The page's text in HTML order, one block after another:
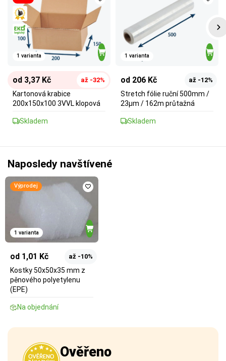
1 varianta
od 3,37 Kč až -32%
Kartonová krabice
200x150x100 3VVL klopová
Skladem
1 varianta
od 206 Kč až -12%
Stretch fólie ruční 500mm /
23µm / 162m průtažná
Skladem
Naposledy navštívené
Výprodej
1 varianta
od 1,01 Kč až -10%
Kostky 50x50x35 mm z
pěnového polyetylenu
(EPE)
Na objednání
Ověřeno